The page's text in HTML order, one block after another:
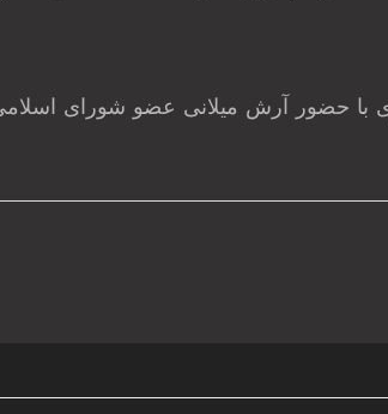
با حضور آرش میلانی عضو شورای